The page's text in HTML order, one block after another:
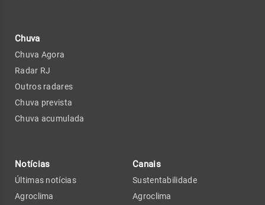
Chuva
Chuva Agora
Radar RJ
Outros radares
Chuva prevista
Chuva acumulada
Notícias
Últimas notícias
Agroclima
Canais
Sustentabilidade
Agroclima